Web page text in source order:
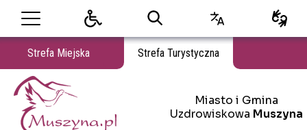
Strefa Miejska Strefa Turystyczna
Miasto i Gmina
Uzdrowiskowa Muszyna
Miasto i Gmina Uzdrowiskowa Muszyna